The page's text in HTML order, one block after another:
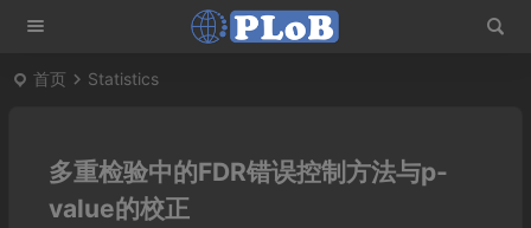
首页 Statistics
多重检验中的FDR错误控制方法与p-
value的校正